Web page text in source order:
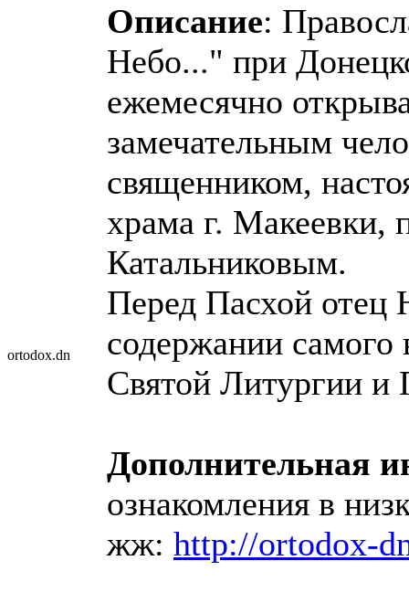
ortodox.dn
Описание:
Небо..." при
ежемесячно
замечательным
священником,
храма г. Макеевки,
Катальниковым.
Перед Пасхой отец
содержании самого
Святой Литургии и
Дополнительная
ознакомления в
жж: http://ortodox-